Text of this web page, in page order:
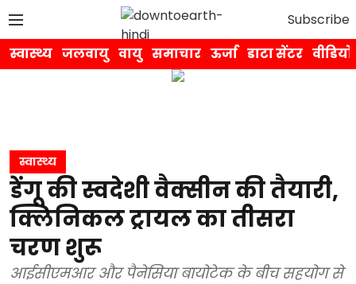
Subscribe
स्वास्थ्य जलवायु वायु समाचार ऊर्जा डाटा सेंटर वीडियो
स्वास्थ्य
डेंगू की स्वदेशी वैक्सीन की तैयारी,
क्लिनिकल ट्रायल का तीसरा
चरण शुरू
आईसीएमआर और पैनेसिया बायोटेक के बीच सहयोग से